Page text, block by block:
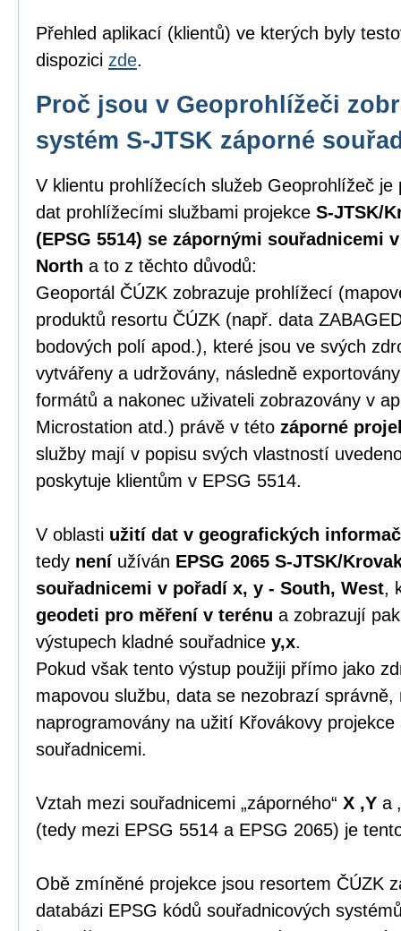
Přehled aplikací (klientů) ve kterých byly
dispozici zde.
Proč jsou v Geoprohlížeči
systém S-JTSK záporné
V klientu prohlížecích služeb Geoprohlížeč je
dat prohlížecími službami projekce S-JTSK/
(EPSG 5514) se zápornými souřadnicemi
North a to z těchto důvodů:
Geoportál ČÚZK zobrazuje prohlížecí
produktů resortu ČÚZK (např. data
bodových polí apod.), které jsou ve svých
vytvářeny a udržovány, následně
formátů a nakonec uživateli zobrazovány v
Microstation atd.) právě v této záporné
služby mají v popisu svých vlastností
poskytuje klientům v EPSG 5514.
V oblasti užití dat v geografických
tedy není užíván EPSG 2065 S-JTSK/
souřadnicemi v pořadí x, y - South, West,
geodeti pro měření v terénu a zobrazují
výstupech kladné souřadnice y,x.
Pokud však tento výstup použiji přímo jako
mapovou službu, data se nezobrazí
naprogramovány na užití Křovákovy projekce
souřadnicemi.
Vztah mezi souřadnicemi „záporného“ X ,Y a
(tedy mezi EPSG 5514 a EPSG 2065) je
Obě zmíněné projekce jsou resortem ČÚZK
databázi EPSG kódů souřadnicových